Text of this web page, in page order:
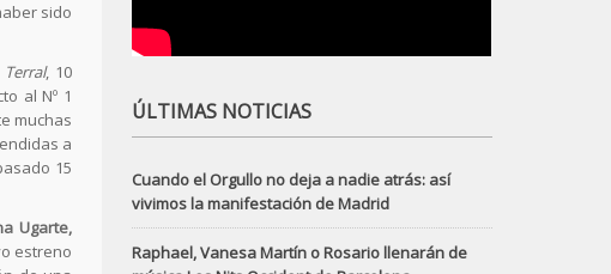
sido
Terral, 10
al Nº 1
muchas
a
15
Ugarte,
estreno
ÚLTIMAS NOTICIAS
Cuando el Orgullo no deja a nadie atrás: así
vivimos la manifestación de Madrid
Raphael, Vanesa Martín o Rosario llenarán de